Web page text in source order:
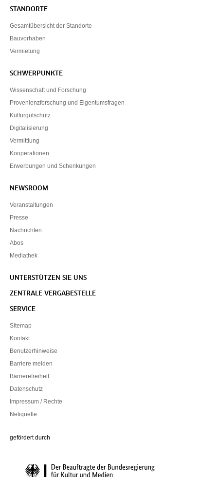
STANDORTE
Gesamtübersicht der Standorte
Bauvorhaben
Vermietung
SCHWERPUNKTE
Wissenschaft und Forschung
Provenienzforschung und Eigentumsfragen
Kulturgutschutz
Digitalisierung
Vermittlung
Kooperationen
Erwerbungen und Schenkungen
NEWSROOM
Veranstaltungen
Presse
Nachrichten
Abos
Mediathek
UNTERSTÜTZEN SIE UNS
ZENTRALE VERGABESTELLE
SERVICE
Sitemap
Kontakt
Benutzerhinweise
Barriere melden
Barrierefreiheit
Datenschutz
Impressum / Rechte
Netiquette
gefördert durch